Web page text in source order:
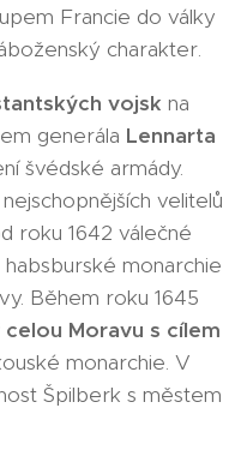
Francie do války
charakter.
vojsk na
generála Lennarta
švédské armády.
velitelů
roku 1642 válečné
monarchie
Během roku 1645
Moravu s cílem
monarchie. V
Špilberk s městem